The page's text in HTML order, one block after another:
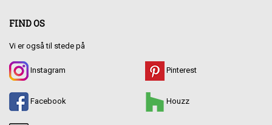
FIND OS
Vi er også til stede på
Instagram
Facebook
Pinterest
Houzz